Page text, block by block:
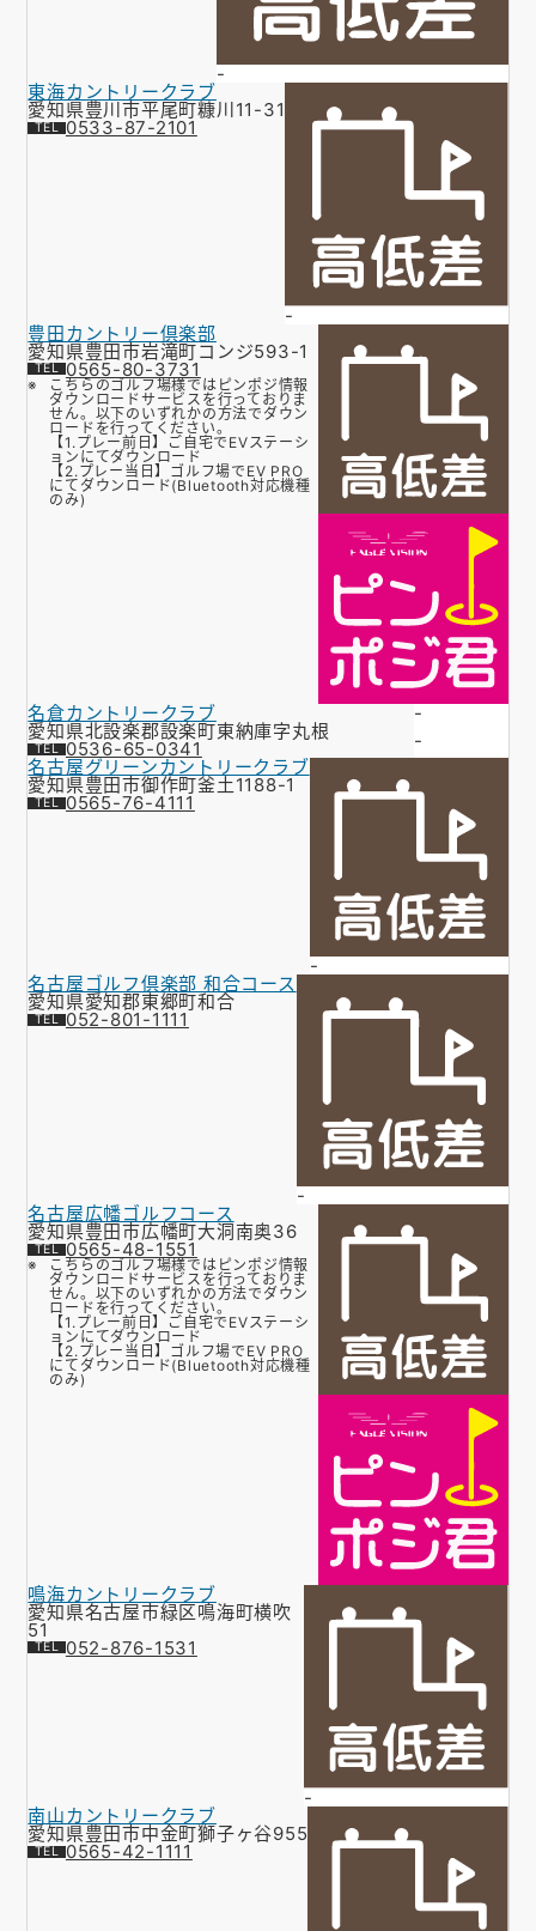
-
東海カントリークラブ
愛知県豊川市平尾町糠川11-31
0533-87-2101
-
豊田カントリー倶楽部
愛知県豊田市岩滝町コンジ593-1
0565-80-3731
こちらのゴルフ場様ではピンポジ情報
ダウンロードサービスを行っておりま
せん。以下のいずれかの方法でダウン
ロードを行ってください。
【1.プレー前日】ご自宅でEVステーシ
ョンにてダウンロード
【2.プレー当日】ゴルフ場でEV PRO
にてダウンロード(Bluetooth対応機種
のみ)
名倉カントリークラブ
愛知県北設楽郡設楽町東納庫字丸根
0536-65-0341
-
-
名古屋グリーンカントリークラブ
愛知県豊田市御作町釜土1188-1
0565-76-4111
-
名古屋ゴルフ倶楽部 和合コース
愛知県愛知郡東郷町和合
052-801-1111
-
名古屋広幡ゴルフコース
愛知県豊田市広幡町大洞南奥36
0565-48-1551
こちらのゴルフ場様ではピンポジ情報
ダウンロードサービスを行っておりま
せん。以下のいずれかの方法でダウン
ロードを行ってください。
【1.プレー前日】ご自宅でEVステーシ
ョンにてダウンロード
【2.プレー当日】ゴルフ場でEV PRO
にてダウンロード(Bluetooth対応機種
のみ)
鳴海カントリークラブ
愛知県名古屋市緑区鳴海町横吹
51
052-876-1531
-
南山カントリークラブ
愛知県豊田市中金町獅子ヶ谷955
0565-42-1111